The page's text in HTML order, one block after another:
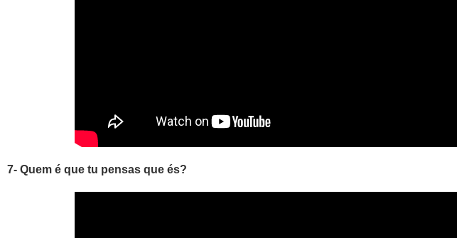
7- Quem é que tu pensas que és?